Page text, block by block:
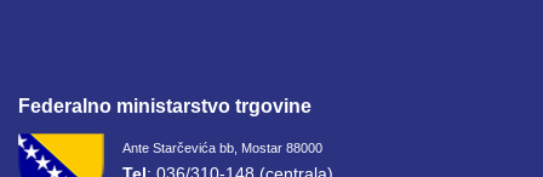
Federalno ministarstvo trgovine
Ante Starčevića bb, Mostar 88000